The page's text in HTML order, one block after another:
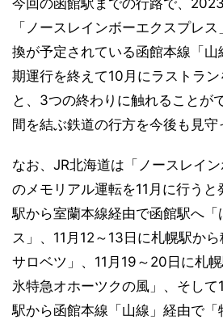
今回の函館駅までの行路で、
「ノースレインボーエクスプレ
換が予定されている函館本線「
期運行を終えて10月にラストラ
と、3つの終わりに触れることが
間を結ぶ鉄道の行方を今後も見守
なお、JR北海道は「ノースレイン
のメモリアル運転を11月に行う
駅から室蘭本線経由で函館駅へ「
ス」、11月12～13日に札幌駅か
サロベツ」、11月19～20日に札
氷特急オホーツクの風」、そし
駅から函館本線「山線」経由で